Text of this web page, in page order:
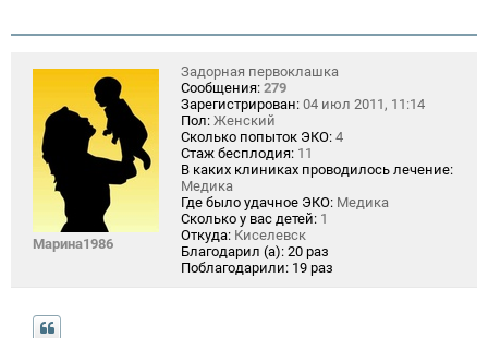
Марина1986
Задорная первоклашка
Сообщения: 279
Зарегистрирован: 04 июл 2011, 11:14
Пол: Женский
Сколько попыток ЭКО: 4
Стаж бесплодия: 11
В каких клиниках проводилось лечение:
Медика
Где было удачное ЭКО: Медика
Сколько у вас детей: 1
Откуда: Киселевск
Благодарил (а): 20 раз
Поблагодарили: 19 раз